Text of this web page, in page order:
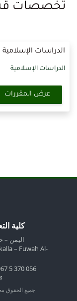
تخصصات
الدراسات الإسلامية
الدراسات الإسلامية
عرض المقررات
كلية
اليمن –
– Fuwah Al-
5 370 056
جميع الحقوق